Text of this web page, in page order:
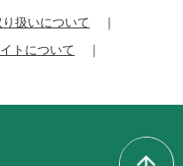
扱いについて
トについて